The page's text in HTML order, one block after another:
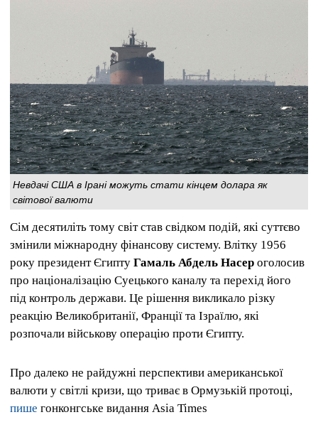
Невдачі США в Ірані можуть стати кінцем долара як
світової валюти
Сім десятиліть тому світ став свідком подій, які суттєво
змінили міжнародну фінансову систему. Влітку 1956
року президент Єгипту Гамаль Абдель Насер оголосив
про націоналізацію Суецького каналу та перехід його
під контроль держави. Це рішення викликало різку
реакцію Великобританії, Франції та Ізраїлю, які
розпочали військову операцію проти Єгипту.
Про далеко не райдужні перспективи американської
валюти у світлі кризи, що триває в Ормузькій протоці,
пише гонконгське видання Asia Times